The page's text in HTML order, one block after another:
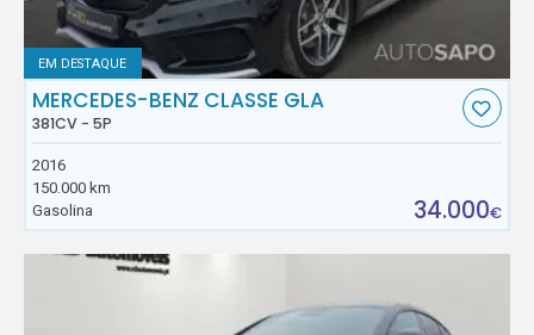
EM DESTAQUE
MERCEDES-BENZ CLASSE GLA
381CV - 5P
2016
150.000 km
Gasolina
34.000€